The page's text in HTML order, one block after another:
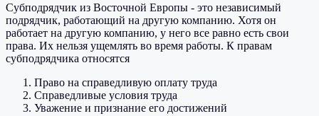
Субподрядчик из Восточной Европы - это независимый
подрядчик, работающий на другую компанию. Хотя он
работает на другую компанию, у него все равно есть свои
права. Их нельзя ущемлять во время работы. К правам
субподрядчика относятся
Право на справедливую оплату труда
Справедливые условия труда
Уважение и признание его достижений